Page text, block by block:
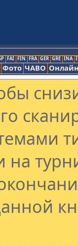
FAI FIN FRA GER GRE INA
Фото ЧАВО
на